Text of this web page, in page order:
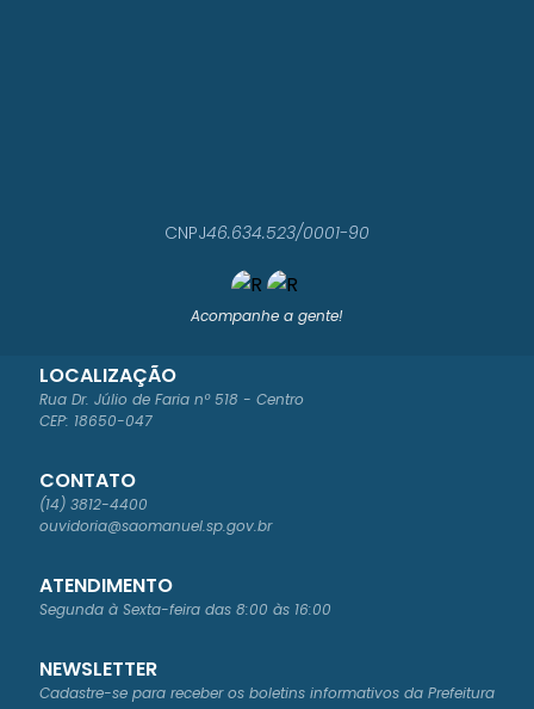
Acompanhe a gente!
LOCALIZAÇÃO
Rua Dr. Júlio de Faria nº 518 - Centro
CEP: 18650-047
CONTATO
(14) 3812-4400
ouvidoria@saomanuel.sp.gov.br
ATENDIMENTO
Segunda à Sexta-feira das 8:00 às 16:00
CNPJ46.634.523/0001-90
NEWSLETTER
Cadastre-se para receber os boletins informativos da Prefeitura